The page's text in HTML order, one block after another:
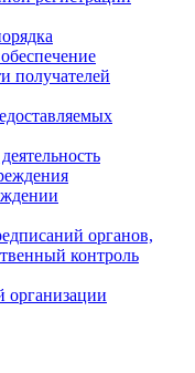
получателей
органов,
контроль
организации